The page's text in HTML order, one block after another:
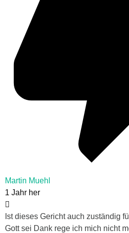
Martin Muehl
1 Jahr her
Ist dieses Gericht auch zuständig
Gott sei Dank rege ich mich nicht